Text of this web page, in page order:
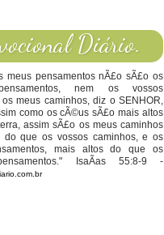
Diário.
meus pensamentos nÃ£o sÃ£o os
nem os vossos
meus caminhos, diz o SENHOR,
como os cÃ©us sÃ£o mais altos
assim sÃ£o os meus caminhos
do que os vossos caminhos, e os
mais altos do que os
IsaÃ­as 55:8-9 -